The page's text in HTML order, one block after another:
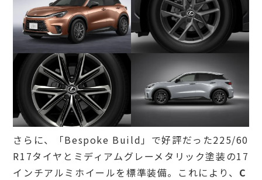
さらに、「Bespoke Build」で好評だった225/60
R17タイヤとミディアムグレーメタリック塗装の17
インチアルミホイールを標準装備。これにより、 C